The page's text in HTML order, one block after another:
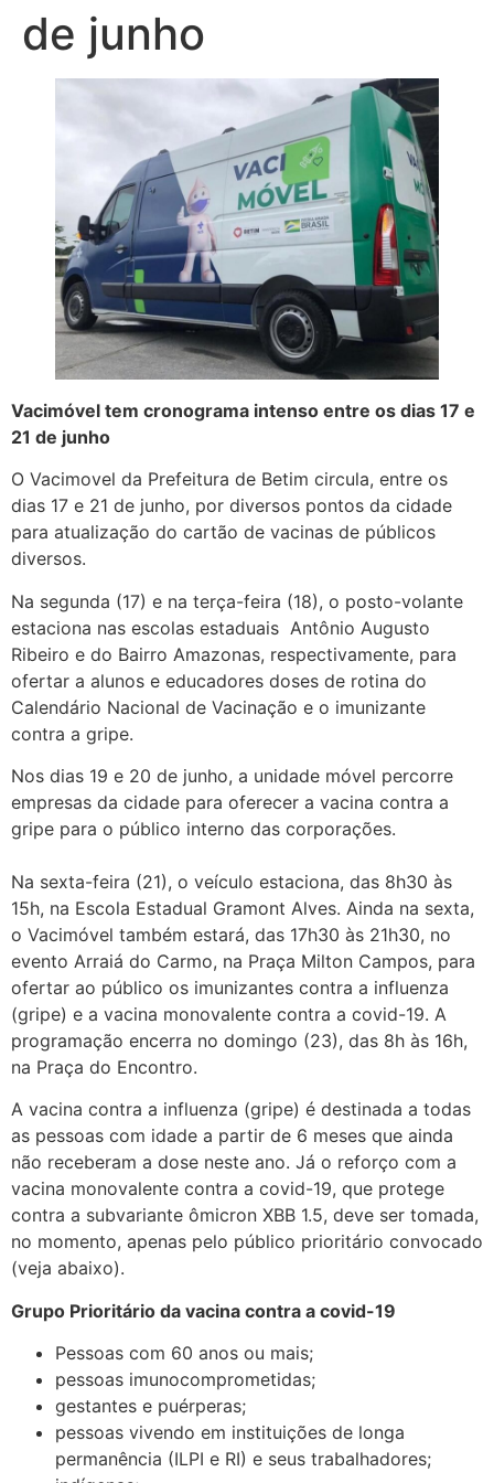
de junho
Vacimóvel tem cronograma intenso entre os dias 17 e
21 de junho
O Vacimovel da Prefeitura de Betim circula, entre os
dias 17 e 21 de junho, por diversos pontos da cidade
para atualização do cartão de vacinas de públicos
diversos.
Na segunda (17) e na terça-feira (18), o posto-volante
estaciona nas escolas estaduais Antônio Augusto
Ribeiro e do Bairro Amazonas, respectivamente, para
ofertar a alunos e educadores doses de rotina do
Calendário Nacional de Vacinação e o imunizante
contra a gripe.
Nos dias 19 e 20 de junho, a unidade móvel percorre
empresas da cidade para oferecer a vacina contra a
gripe para o público interno das corporações.
Na sexta-feira (21), o veículo estaciona, das 8h30 às
15h, na Escola Estadual Gramont Alves. Ainda na sexta,
o Vacimóvel também estará, das 17h30 às 21h30, no
evento Arraiá do Carmo, na Praça Milton Campos, para
ofertar ao público os imunizantes contra a influenza
(gripe) e a vacina monovalente contra a covid-19. A
programação encerra no domingo (23), das 8h às 16h,
na Praça do Encontro.
A vacina contra a influenza (gripe) é destinada a todas
as pessoas com idade a partir de 6 meses que ainda
não receberam a dose neste ano. Já o reforço com a
vacina monovalente contra a covid-19, que protege
contra a subvariante ômicron XBB 1.5, deve ser tomada,
no momento, apenas pelo público prioritário convocado
(veja abaixo).
Grupo Prioritário da vacina contra a covid-19
Pessoas com 60 anos ou mais;
pessoas imunocomprometidas;
gestantes e puérperas;
pessoas vivendo em instituições de longa
permanência (ILPI e RI) e seus trabalhadores;